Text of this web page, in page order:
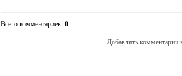
Всего комментариев:0
Добавлять комментарии